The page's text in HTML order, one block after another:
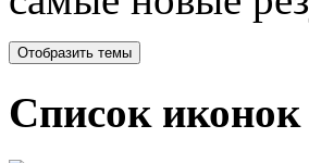
Список иконок